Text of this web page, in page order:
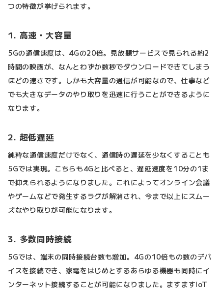
つの特徴が挙げられます。
1. 高速・大容量
5Gの通信速度は、4Gの20倍。見放題サービスで見られる約2
時間の映画が、なんとわずか数秒でダウンロードできてしまう
ほどの速さです。しかも大容量の通信が可能なので、仕事など
でも大きなデータのやり取りを迅速に行うことができるように
なります。
2. 超低遅延
純粋な通信速度だけでなく、通信時の遅延を少なくすることも
5Gでは実現。こちらも4Gと比べると、遅延速度を10分の1ま
で抑えられるようになりました。これによってオンライン会議
やゲームなどで発生するラグが解消され、今まで以上にスムー
ズなやり取りが可能になります。
3. 多数同時接続
5Gでは、端末の同時接続台数も増加。4Gの10倍もの数のデバ
イスを接続でき、家電をはじめとするあらゆる機器も同時にイ
ンターネット接続することが可能になりました。ますますIoT